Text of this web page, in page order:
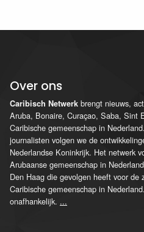
Over ons
Caribisch Netwerk brengt nieuws,
Aruba, Bonaire, Curaçao, Saba, Sint
Caribische gemeenschap in
journalisten volgen we de
Nederlandse Koninkrijk. Het netwerk
Arubaanse gemeenschap in
Den Haag die gevolgen heeft voor de
Caribische gemeenschap in
onafhankelijk. ...